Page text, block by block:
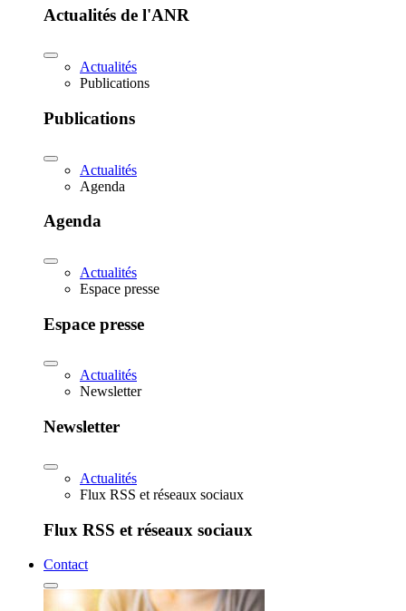
Actualités de l'ANR
Actualités
Publications
Publications
Actualités
Agenda
Agenda
Actualités
Espace presse
Espace presse
Actualités
Newsletter
Newsletter
Actualités
Flux RSS et réseaux sociaux
Flux RSS et réseaux sociaux
Contact